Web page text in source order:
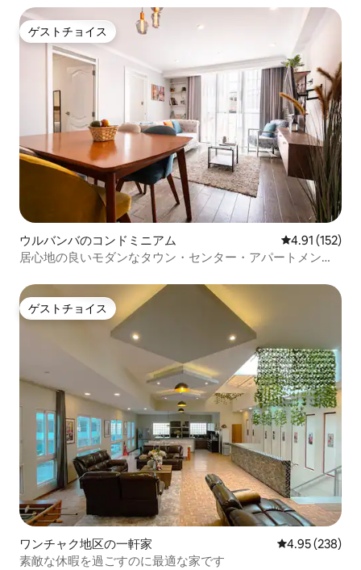
ゲストチョイス
ゲストチョイス
ウルバンバのコンドミニアム レビュー152
4.91 (152)
居心地の良いモダンなタウン・センター・アパートメント2
ゲストチョイス
ゲストチョイス
ワンチャク地区の一軒家 レビュー238
4.95 (238)
素敵な休暇を過ごすのに最適な家です